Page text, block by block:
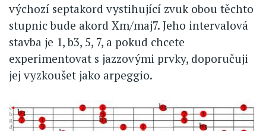
výchozí septakord vystihující zvuk obou těchto
stupnic bude akord Xm/maj7. Jeho intervalová
stavba je 1, b3, 5, 7, a pokud chcete
experimentovat s jazzovými prvky, doporučuji
jej vyzkoušet jako arpeggio.